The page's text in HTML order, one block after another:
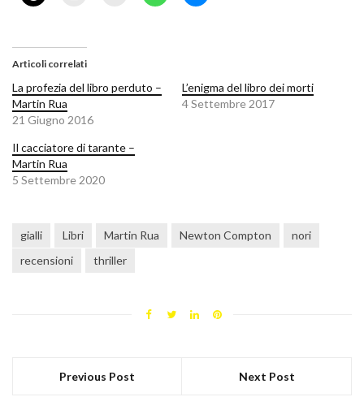
Articoli correlati
La profezia del libro perduto –
Martin Rua
21 Giugno 2016
L’enigma del libro dei morti
4 Settembre 2017
Il cacciatore di tarante –
Martin Rua
5 Settembre 2020
gialli Libri Martin Rua Newton Compton
nori
recensioni
thriller
Previous Post Next Post